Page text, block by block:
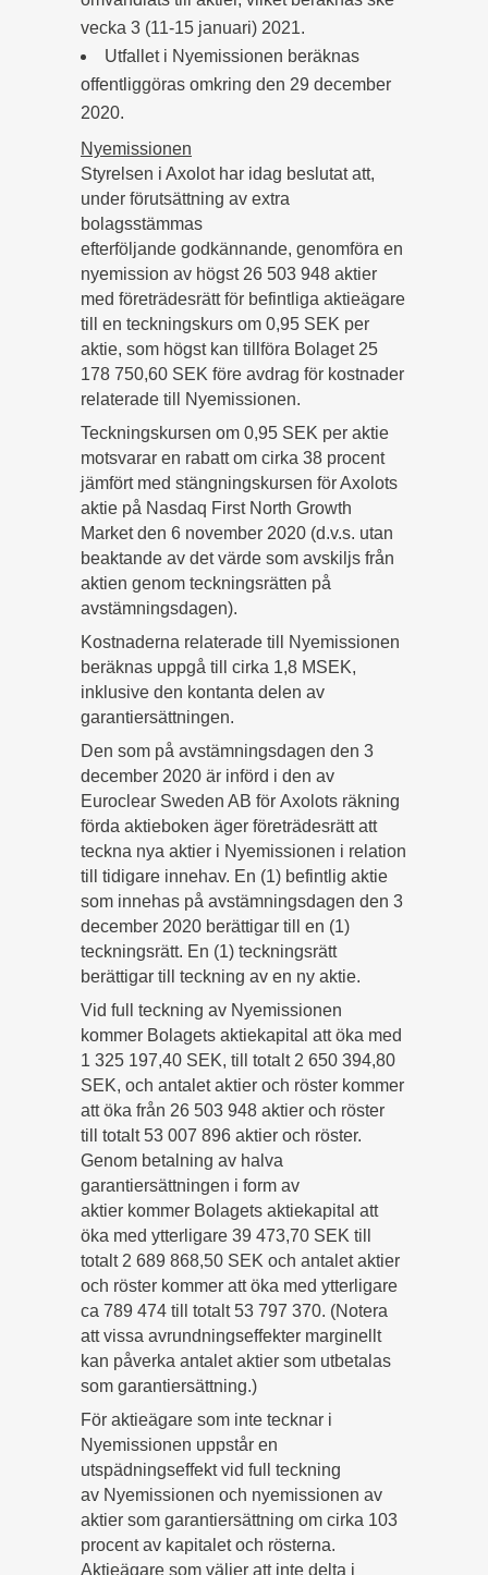
vecka 3 (11-15 januari) 2021.
Utfallet i Nyemissionen beräknas
offentliggöras omkring den 29 december
2020.
Nyemissionen
Styrelsen i Axolot har idag beslutat att,
under förutsättning av extra
bolagsstämmas
efterföljande godkännande, genomföra en
nyemission av högst 26 503 948 aktier
med företrädesrätt för befintliga aktieägare
till en teckningskurs om 0,95 SEK per
aktie, som högst kan tillföra Bolaget 25
178 750,60 SEK före avdrag för kostnader
relaterade till Nyemissionen.
Teckningskursen om 0,95 SEK per aktie
motsvarar en rabatt om cirka 38 procent
jämfört med stängningskursen för Axolots
aktie på Nasdaq First North Growth
Market den 6 november 2020 (d.v.s. utan
beaktande av det värde som avskiljs från
aktien genom teckningsrätten på
avstämningsdagen).
Kostnaderna relaterade till Nyemissionen
beräknas uppgå till cirka 1,8 MSEK,
inklusive den kontanta delen av
garantiersättningen.
Den som på avstämningsdagen den 3
december 2020 är införd i den av
Euroclear Sweden AB för Axolots räkning
förda aktieboken äger företrädesrätt att
teckna nya aktier i Nyemissionen i relation
till tidigare innehav. En (1) befintlig aktie
som innehas på avstämningsdagen den 3
december 2020 berättigar till en (1)
teckningsrätt. En (1) teckningsrätt
berättigar till teckning av en ny aktie.
Vid full teckning av Nyemissionen
kommer Bolagets aktiekapital att öka med
1 325 197,40 SEK, till totalt 2 650 394,80
SEK, och antalet aktier och röster kommer
att öka från 26 503 948 aktier och röster
till totalt 53 007 896 aktier och röster.
Genom betalning av halva
garantiersättningen i form av
aktier kommer Bolagets aktiekapital att
öka med ytterligare 39 473,70 SEK till
totalt 2 689 868,50 SEK och antalet aktier
och röster kommer att öka med ytterligare
ca 789 474 till totalt 53 797 370. (Notera
att vissa avrundningseffekter marginellt
kan påverka antalet aktier som utbetalas
som garantiersättning.)
För aktieägare som inte tecknar i
Nyemissionen uppstår en
utspädningseffekt vid full teckning
av Nyemissionen och nyemissionen av
aktier som garantiersättning om cirka 103
procent av kapitalet och rösterna.
Aktieägare som väljer att inte delta i